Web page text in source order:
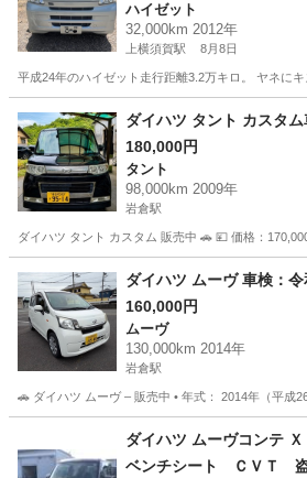
ハイゼット
32,000km 2012年
上横須賀駅 8月8日
平成24年のハイゼット走行距離3.2万キロ。 ヤネに
愛知 西尾市 上横須賀駅 ハイゼット
ダイハツ タント カスタム
180,000円
タント
98,000km 2009年
岩倉駅
ダイハツ タント カスタム 販売中 🚗 💴 価格：
愛知 岩倉市 岩倉駅 タント カスタ
ダイハツ ムーヴ 車検：
160,000円
ムーヴ
130,000km 2014年
岩倉駅
🚗 ダイハツ ムーヴ – 販売中 • 年式： 2014年（平成
岩倉駅 ムーヴ エンジン
ダイハツ ムーヴコンテ
ベンチシート ＣＶＴ